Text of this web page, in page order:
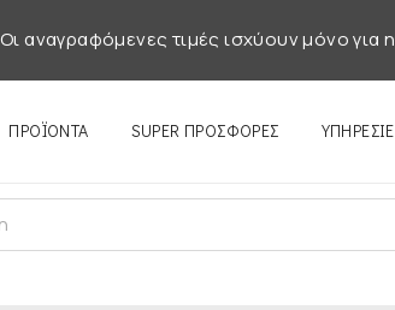
Οι αναγραφόμενες τιμές ισχύουν μόνο για
ΠΡΟΪΌΝΤΑ SUPER ΠΡΟΣΦΟΡΕΣ